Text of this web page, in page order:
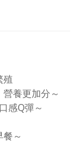
殖
養更加分～
感Q彈～
～